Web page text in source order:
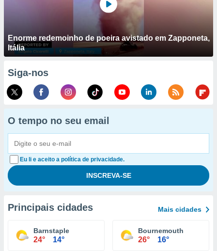
Enorme redemoinho de poeira avistado em Zapponeta,
Itália
Siga-nos
O tempo no seu email
Eu li e aceito a política de privacidade.
Principais cidades Mais cidades
Barnstaple
24° 14°
Bournemouth
26° 16°